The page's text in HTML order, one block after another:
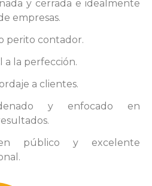
y cerrada e idealmente
empresas.
perito contador.
a la perfección.
a clientes.
y enfocado en
público y excelente